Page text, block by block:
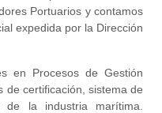
Portuarios y contamos
expedida por la Dirección
en Procesos de Gestión
de certificación, sistema de
la industria marítima.